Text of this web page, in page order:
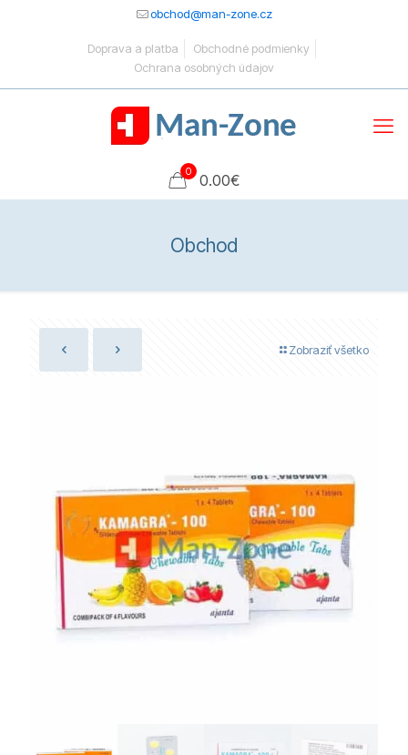
obchod@man-zone.cz
Doprava a platba
Obchodné podmienky
Ochrana osobných údajov
0 0.00€
Obchod
Zobraziť všetko